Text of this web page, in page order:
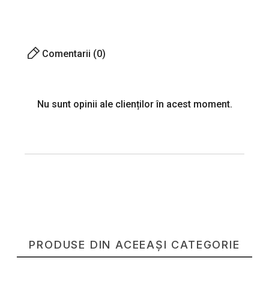
Comentarii (0)
Nu sunt opinii ale clienților în acest moment.
PRODUSE DIN ACEEAȘI CATEGORIE